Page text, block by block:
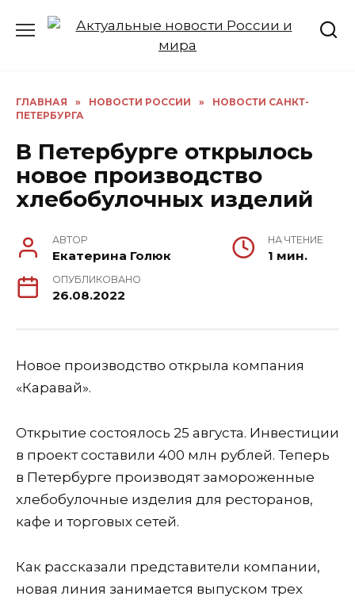
ГЛАВНАЯ » НОВОСТИ РОССИИ »
НОВОСТИ САНКТ-
ПЕТЕРБУРГА
В Петербурге открылось
новое производство
хлебобулочных изделий
АВТОР
Екатерина Голюк
НА ЧТЕНИЕ
1 мин.
ОПУБЛИКОВАНО
26.08.2022
Новое производство открыла компания
«Каравай».
Открытие состоялось 25 августа. Инвестиции
в проект составили 400 млн рублей. Теперь
в Петербурге производят замороженные
хлебобулочные изделия для ресторанов,
кафе и торговых сетей.
Как рассказали представители компании,
новая линия занимается выпуском трех